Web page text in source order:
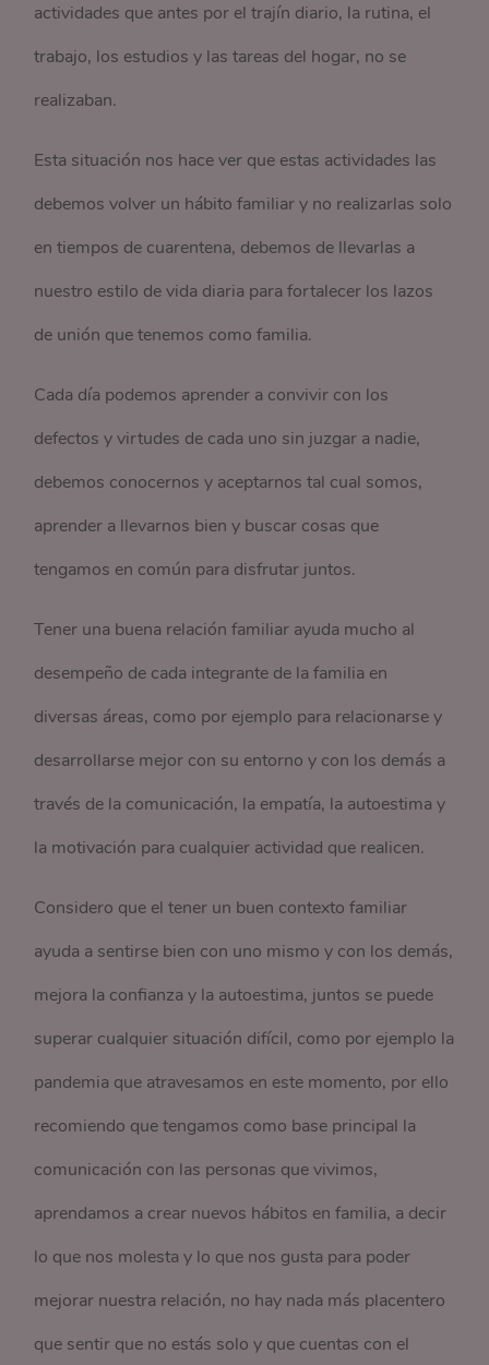
actividades que antes por el trajín diario, la rutina, el
trabajo, los estudios y las tareas del hogar, no se
realizaban.
Esta situación nos hace ver que estas actividades las
debemos volver un hábito familiar y no realizarlas solo
en tiempos de cuarentena, debemos de llevarlas a
nuestro estilo de vida diaria para fortalecer los lazos
de unión que tenemos como familia.
Cada día podemos aprender a convivir con los
defectos y virtudes de cada uno sin juzgar a nadie,
debemos conocernos y aceptarnos tal cual somos,
aprender a llevarnos bien y buscar cosas que
tengamos en común para disfrutar juntos.
Tener una buena relación familiar ayuda mucho al
desempeño de cada integrante de la familia en
diversas áreas, como por ejemplo para relacionarse y
desarrollarse mejor con su entorno y con los demás a
través de la comunicación, la empatía, la autoestima y
la motivación para cualquier actividad que realicen.
Considero que el tener un buen contexto familiar
ayuda a sentirse bien con uno mismo y con los demás,
mejora la confianza y la autoestima, juntos se puede
superar cualquier situación difícil, como por ejemplo la
pandemia que atravesamos en este momento, por ello
recomiendo que tengamos como base principal la
comunicación con las personas que vivimos,
aprendamos a crear nuevos hábitos en familia, a decir
lo que nos molesta y lo que nos gusta para poder
mejorar nuestra relación, no hay nada más placentero
que sentir que no estás solo y que cuentas con el